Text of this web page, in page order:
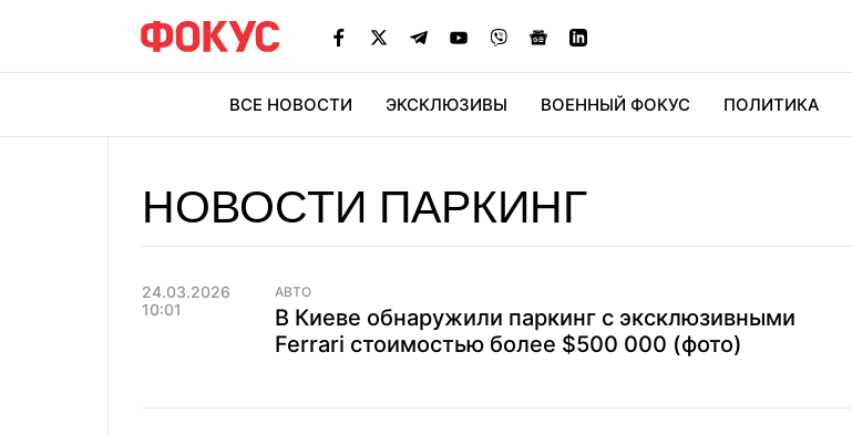
ВСЕ НОВОСТИ ЭКСКЛЮЗИВЫ ВОЕННЫЙ ФОКУС ПОЛИТИКА
НОВОСТИ ПАРКИНГ
24.03.2026
10:01
АВТО
В Киеве обнаружили паркинг с эксклюзивными
Ferrari стоимостью более $500 000 (фото)